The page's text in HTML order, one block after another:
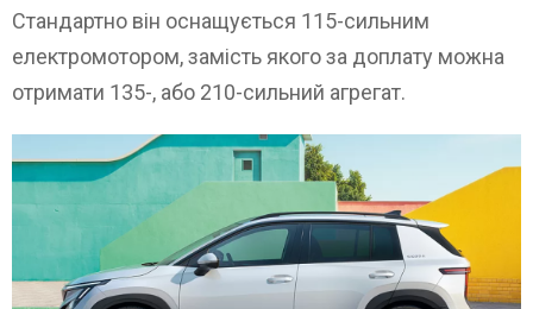
Стандартно він оснащується 115-сильним
електромотором, замість якого за доплату можна
отримати 135-, або 210-сильний агрегат.